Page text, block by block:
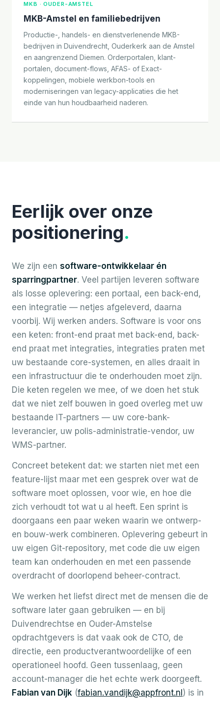
MKB · OUDER-AMSTEL
MKB-Amstel en familiebedrijven
Productie-, handels- en dienstverlenende MKB-
bedrijven in Duivendrecht, Ouderkerk aan de Amstel
en aangrenzend Diemen. Orderportalen, klant-
portalen, document-flows, AFAS- of Exact-
koppelingen, mobiele werkbon-tools en
moderniseringen van legacy-applicaties die het
einde van hun houdbaarheid naderen.
Eerlijk over onze
positionering.
We zijn een software-ontwikkelaar én
sparringpartner. Veel partijen leveren software
als losse oplevering: een portaal, een back-end,
een integratie — netjes afgeleverd, daarna
voorbij. Wij werken anders. Software is voor ons
een keten: front-end praat met back-end, back-
end praat met integraties, integraties praten met
uw bestaande core-systemen, en alles draait in
een infrastructuur die te onderhouden moet zijn.
Die keten regelen we mee, of we doen het stuk
dat we niet zelf bouwen in goed overleg met uw
bestaande IT-partners — uw core-bank-
leverancier, uw polis-administratie-vendor, uw
WMS-partner.
Concreet betekent dat: we starten niet met een
feature-lijst maar met een gesprek over wat de
software moet oplossen, voor wie, en hoe die
zich verhoudt tot wat u al heeft. Een sprint is
doorgaans een paar weken waarin we ontwerp-
en bouw-werk combineren. Oplevering gebeurt in
uw eigen Git-repository, met code die uw eigen
team kan onderhouden en met een passende
overdracht of doorlopend beheer-contract.
We werken het liefst direct met de mensen die de
software later gaan gebruiken — en bij
Duivendrechtse en Ouder-Amstelse
opdrachtgevers is dat vaak ook de CTO, de
directie, een productverantwoordelijke of een
operationeel hoofd. Geen tussenlaag, geen
account-manager die het echte werk doorgeeft.
Fabian van Dijk (fabian.vandijk@appfront.nl ) is in